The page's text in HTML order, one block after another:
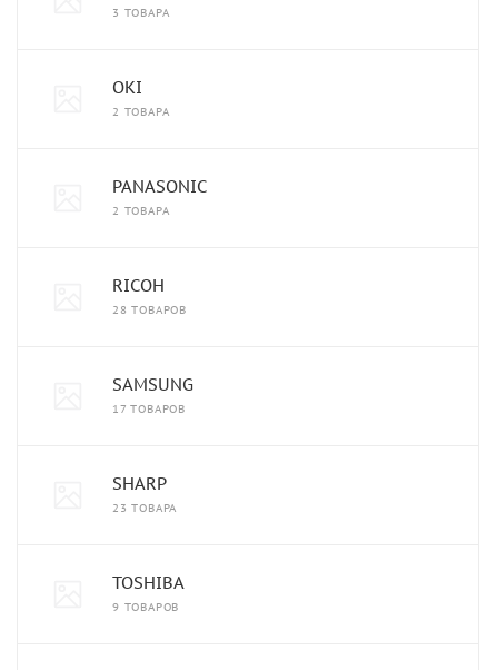
3 ТОВАРА
OKI
2 ТОВАРА
PANASONIC
2 ТОВАРА
RICOH
28 ТОВАРОВ
SAMSUNG
17 ТОВАРОВ
SHARP
23 ТОВАРА
TOSHIBA
9 ТОВАРОВ